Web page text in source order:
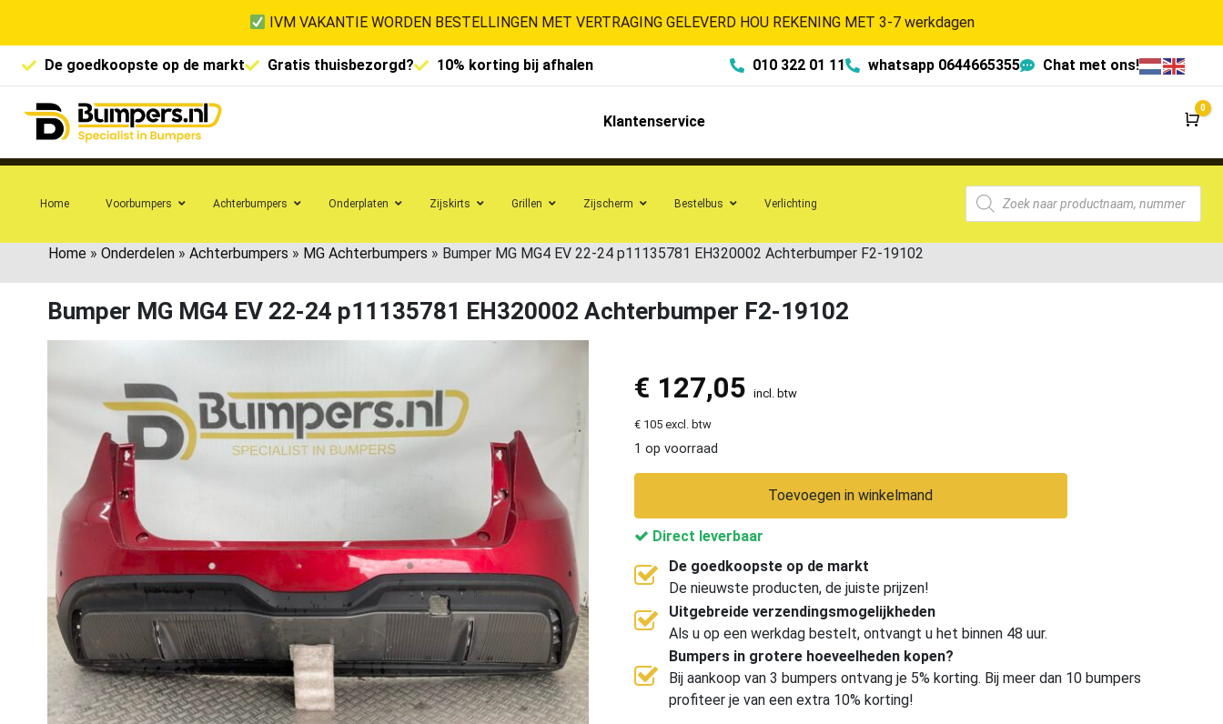
IVM VAKANTIE WORDEN BESTELLINGEN MET VERTRAGING GELEVERD HOU REKENING MET 3-7 werkdagen
De goedkoopste op de markt Gratis thuisbezorgd? 10% korting bij afhalen 010 322 01 11 whatsapp 0644665355 Chat met ons!
Klantenservice
0
Home Voorbumpers Achterbumpers Onderplaten Zijskirts Grillen Zijscherm Bestelbus Verlichting
Home » Onderdelen » Achterbumpers » MG Achterbumpers » Bumper MG MG4 EV 22-24 p11135781 EH320002 Achterbumper F2-19102
Bumper MG MG4 EV 22-24 p11135781 EH320002 Achterbumper F2-19102
€ 127,05 incl. btw
€ 105 excl. btw
1 op voorraad
Toevoegen in winkelmand
Direct leverbaar
De goedkoopste op de markt
De nieuwste producten, de juiste prijzen!
Uitgebreide verzendingsmogelijkheden
Als u op een werkdag bestelt, ontvangt u het binnen 48 uur.
Bumpers in grotere hoeveelheden kopen?
Bij aankoop van 3 bumpers ontvang je 5% korting. Bij meer dan 10 bumpers
profiteer je van een extra 10% korting!